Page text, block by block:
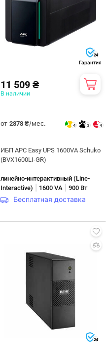
24
Гарантия
11 509 ₴
В наличии
от 2878 ₴/мес. 4 3 4
ИБП APC Easy UPS 1600VA Schuko
(BVX1600LI-GR)
линейно-интерактивны­й (Line-
Interactive)
1600 VA 900 Вт
Бесплатная доставка
24